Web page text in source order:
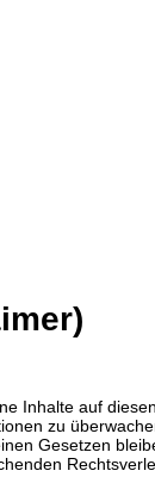
Inhalte auf
zu
Gesetzen